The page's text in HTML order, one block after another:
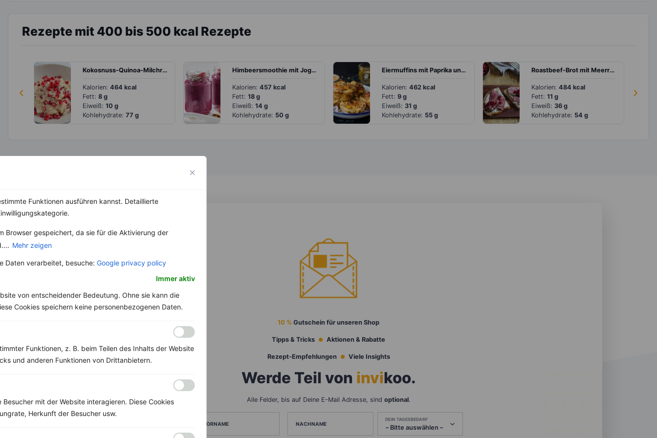
Funktionen ausführen kannst. Detaillierte
Browser gespeichert, da sie für die Aktivierung der
Mehr zeigen
Daten verarbeitet, besuche: Google privacy policy
Immer aktiv
von entscheidender Bedeutung. Ohne sie kann die
Cookies speichern keine personenbezogenen Daten.
Funktionen, z. B. beim Teilen des Inhalts der Website
und anderen Funktionen von Drittanbietern.
mit der Website interagieren. Diese Cookies
Herkunft der Besucher usw.
Rezepte mit 400 bis 500 kcal Rezepte
‹ ›
Kokosnuss-Quinoa-Milchreis mit Granatapfel
Kalorien: 464 kcal
Fett: 8 g
Eiweiß: 10 g
Kohlehydrate: 77 g
Himbeersmoothie mit Joghurt, Mandeln und Schokolade
Kalorien: 457 kcal
Fett: 18 g
Eiweiß: 14 g
Kohlehydrate: 50 g
Eiermuffins mit Paprika und Zucchini
Kalorien: 462 kcal
Fett: 9 g
Eiweiß: 31 g
Kohlehydrate: 55 g
Roastbeef-Brot mit Meerrettichquark
Kalorien: 484 kcal
Fett: 11 g
Eiweiß: 36 g
Kohlehydrate: 54 g
10 % Gutschein für unseren Shop
Tipps & Tricks Aktionen & Rabatte
Rezept-Empfehlungen Viele Insights
Werde Teil von invikoo.
Alle Felder, bis auf Deine E-Mail Adresse, sind optional.
VORNAME NACHNAME
DEIN TAGESBEDARF